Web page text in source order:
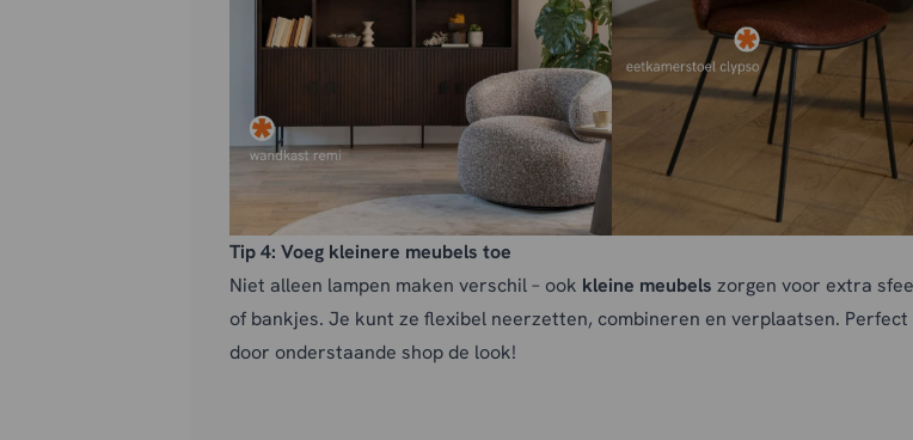
Tip 4: Voeg kleinere meubels toe
Niet alleen lampen maken verschil – ook kleine meubels zorgen voor extra
of bankjes. Je kunt ze flexibel neerzetten, combineren en verplaatsen.
door onderstaande shop de look!